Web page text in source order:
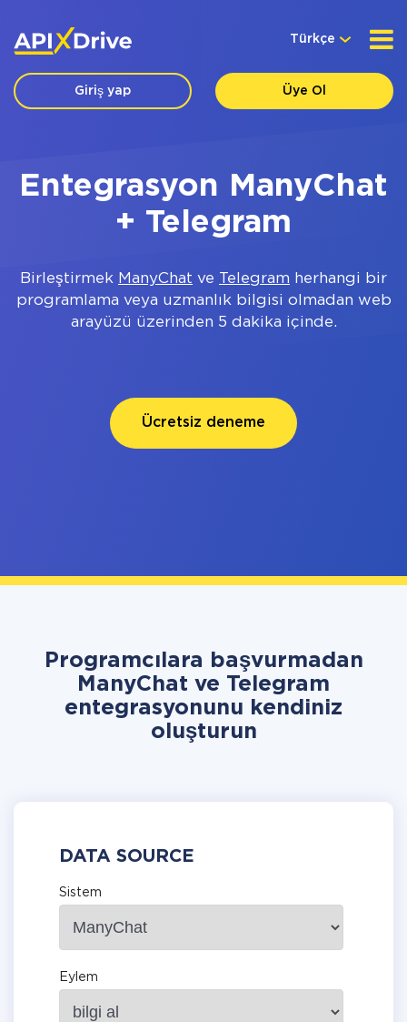
Türkçe
Giriş yap Üye Ol
Entegrasyon ManyChat
+ Telegram
Birleştirmek ManyChat ve Telegram herhangi bir
programlama veya uzmanlık bilgisi olmadan web
arayüzü üzerinden 5 dakika içinde.
Ücretsiz deneme
Programcılara başvurmadan
ManyChat ve Telegram
entegrasyonunu kendiniz
oluşturun
DATA SOURCE
Sistem
Eylem